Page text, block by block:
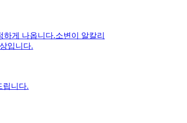
인것 같은 생각이 듭니다.
게 나옵니다.소변이 알칼리
입니다.
립니다.